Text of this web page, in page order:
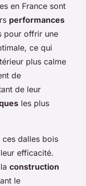
en France sont
performances
pour offrir une
ce qui
plus calme
de
de leur
les plus
dalles bois
efficacité.
construction
le